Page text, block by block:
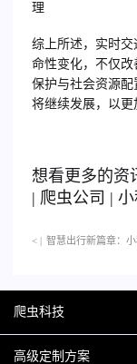
理
综上所述，实时
命性变化，不仅
保护与社会资源
将继续发展，以
想看更多的资
| 爬虫公司 |
< |
爬虫科技
爬虫案例
高级定制方案